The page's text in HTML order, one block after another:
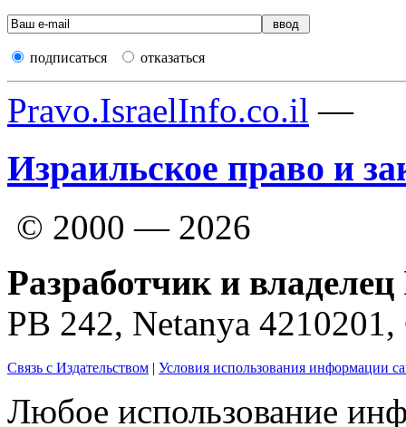
подписаться отказаться
Pravo.IsraelInfo.co.il —
Израильское право и
© 2000 — 2026
Разработчик и
PB 242, Netanya
Связь с Издательством | Условия использования информации
Любое использование